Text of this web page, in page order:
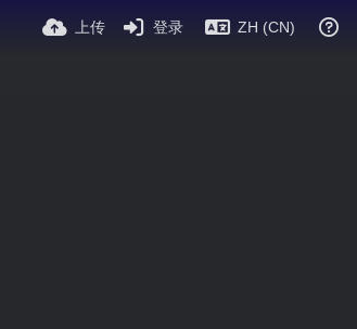
上传 登录 ZH (CN)